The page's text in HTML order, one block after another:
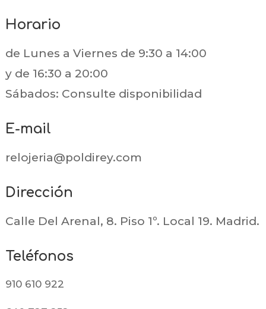
Horario
de Lunes a Viernes de 9:30 a 14:00
y de 16:30 a 20:00
Sábados: Consulte disponibilidad
E-mail
relojeria@poldirey.com
Dirección
Calle Del Arenal, 8. Piso 1º. Local 19. Madrid.
Teléfonos
910 610 922